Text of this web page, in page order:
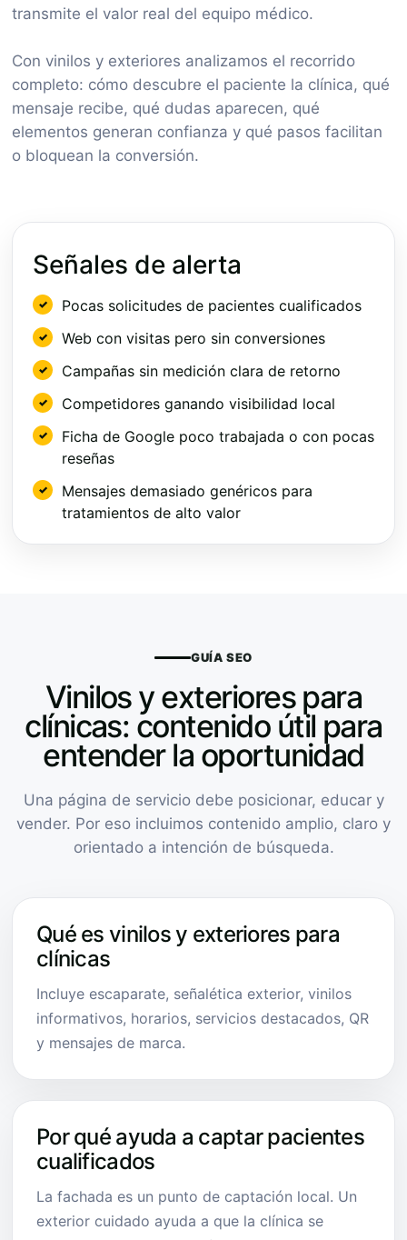
transmite el valor real del equipo médico.
Con vinilos y exteriores analizamos el recorrido
completo: cómo descubre el paciente la clínica, qué
mensaje recibe, qué dudas aparecen, qué
elementos generan confianza y qué pasos facilitan
o bloquean la conversión.
Señales de alerta
Pocas solicitudes de pacientes cualificados
Web con visitas pero sin conversiones
Campañas sin medición clara de retorno
Competidores ganando visibilidad local
Ficha de Google poco trabajada o con pocas
reseñas
Mensajes demasiado genéricos para
tratamientos de alto valor
GUÍA SEO
Vinilos y exteriores para
clínicas: contenido útil para
entender la oportunidad
Una página de servicio debe posicionar, educar y
vender. Por eso incluimos contenido amplio, claro y
orientado a intención de búsqueda.
Qué es vinilos y exteriores para
clínicas
Incluye escaparate, señalética exterior, vinilos
informativos, horarios, servicios destacados, QR
y mensajes de marca.
Por qué ayuda a captar pacientes
cualificados
La fachada es un punto de captación local. Un
exterior cuidado ayuda a que la clínica se